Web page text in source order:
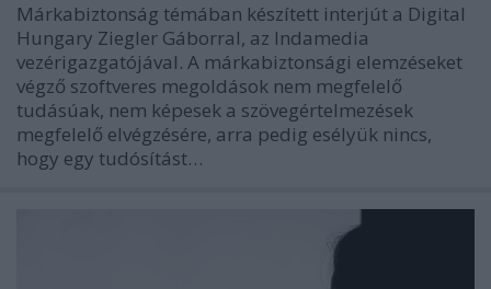
Márkabiztonság témában készített interjút a Digital
Hungary Ziegler Gáborral, az Indamedia
vezérigazgatójával. A márkabiztonsági elemzéseket
végző szoftveres megoldások nem megfelelő
tudásúak, nem képesek a szövegértelmezések
megfelelő elvégzésére, arra pedig esélyük nincs,
hogy egy tudósítást…